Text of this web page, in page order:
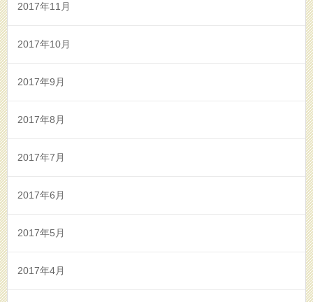
2017年11月
2017年10月
2017年9月
2017年8月
2017年7月
2017年6月
2017年5月
2017年4月